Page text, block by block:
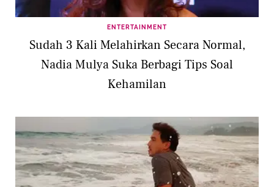
ENTERTAINMENT
Sudah 3 Kali Melahirkan Secara Normal,
Nadia Mulya Suka Berbagi Tips Soal
Kehamilan